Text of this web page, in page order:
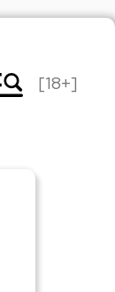
[18+]